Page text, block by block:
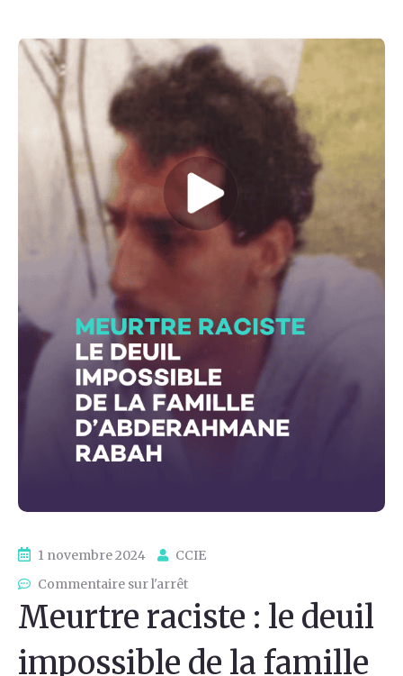
1 novembre 2024
CCIE
Commentaire sur l'arrêt
Meurtre raciste : le deuil
impossible de la famille